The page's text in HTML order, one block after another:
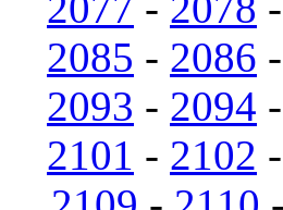
2085 - 2086 -
2093 - 2094 -
2101 - 2102 -